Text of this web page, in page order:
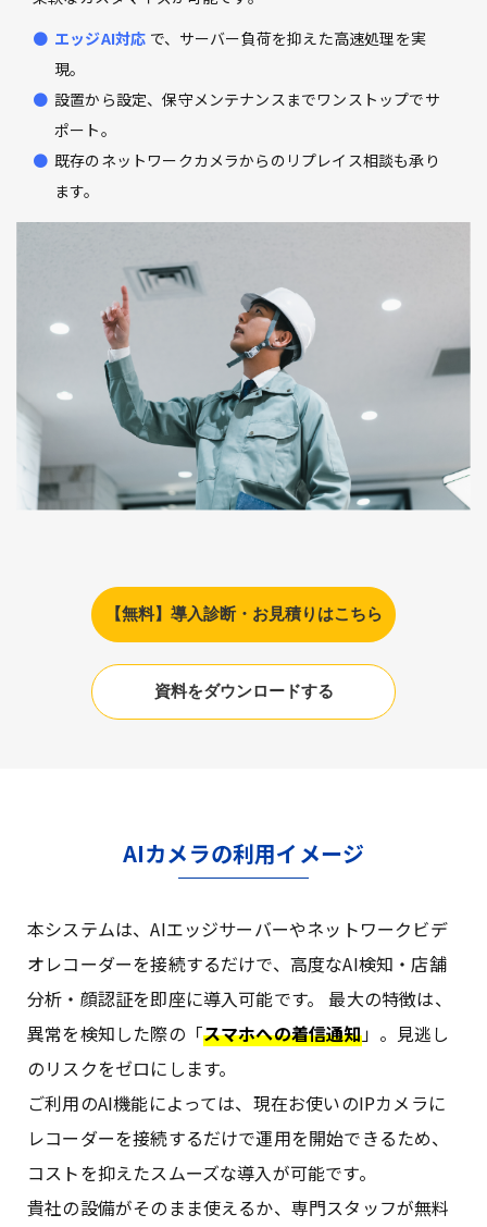
エッジAI対応 で、サーバー負荷を抑えた高速処理を実
現。
設置から設定、保守メンテナンスまでワンストップでサ
ポート。
既存のネットワークカメラからのリプレイス相談も承り
ます。
【無料】導入診断・お見積りはこちら
資料をダウンロードする
AIカメラの利用イメージ
本システムは、AIエッジサーバーやネットワークビデ
オレコーダーを接続するだけで、高度なAI検知・店舗
分析・顔認証を即座に導入可能です。 最大の特徴は、
異常を検知した際の「スマホへの着信通知」。見逃し
のリスクをゼロにします。
ご利用のAI機能によっては、現在お使いのIPカメラに
レコーダーを接続するだけで運用を開始できるため、
コストを抑えたスムーズな導入が可能です。
貴社の設備がそのまま使えるか、専門スタッフが無料